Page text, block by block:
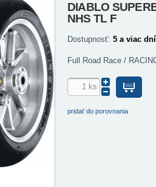
DIABLO
NHS TL F
Dostupnosť: 5 a viac dní
Full Road Race /
pridať do porovnania